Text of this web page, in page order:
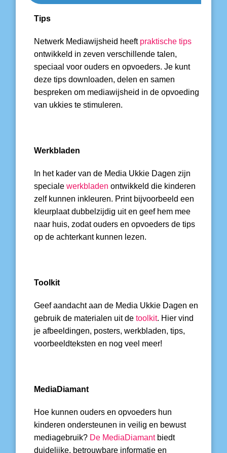
Tips
Netwerk Mediawijsheid heeft praktische tips
ontwikkeld in zeven verschillende talen,
speciaal voor ouders en opvoeders. Je kunt
deze tips downloaden, delen en samen
bespreken om mediawijsheid in de opvoeding
van ukkies te stimuleren.
Werkbladen
In het kader van de Media Ukkie Dagen zijn
specialewerkbladen ontwikkeld die kinderen
zelf kunnen inkleuren. Print bijvoorbeeld een
kleurplaat dubbelzijdig uit en geef hem mee
naar huis, zodat ouders en opvoeders de tips
op de achterkant kunnen lezen.
Toolkit
Geef aandacht aan de Media Ukkie Dagen en
gebruik de materialen uit detoolkit. Hier vind
je afbeeldingen, posters, werkbladen, tips,
voorbeeldteksten en nog veel meer!
MediaDiamant
Hoe kunnen ouders en opvoeders hun
kinderen ondersteunen in veilig en bewust
mediagebruik? De MediaDiamantbiedt
duidelijke, betrouwbare informatie en